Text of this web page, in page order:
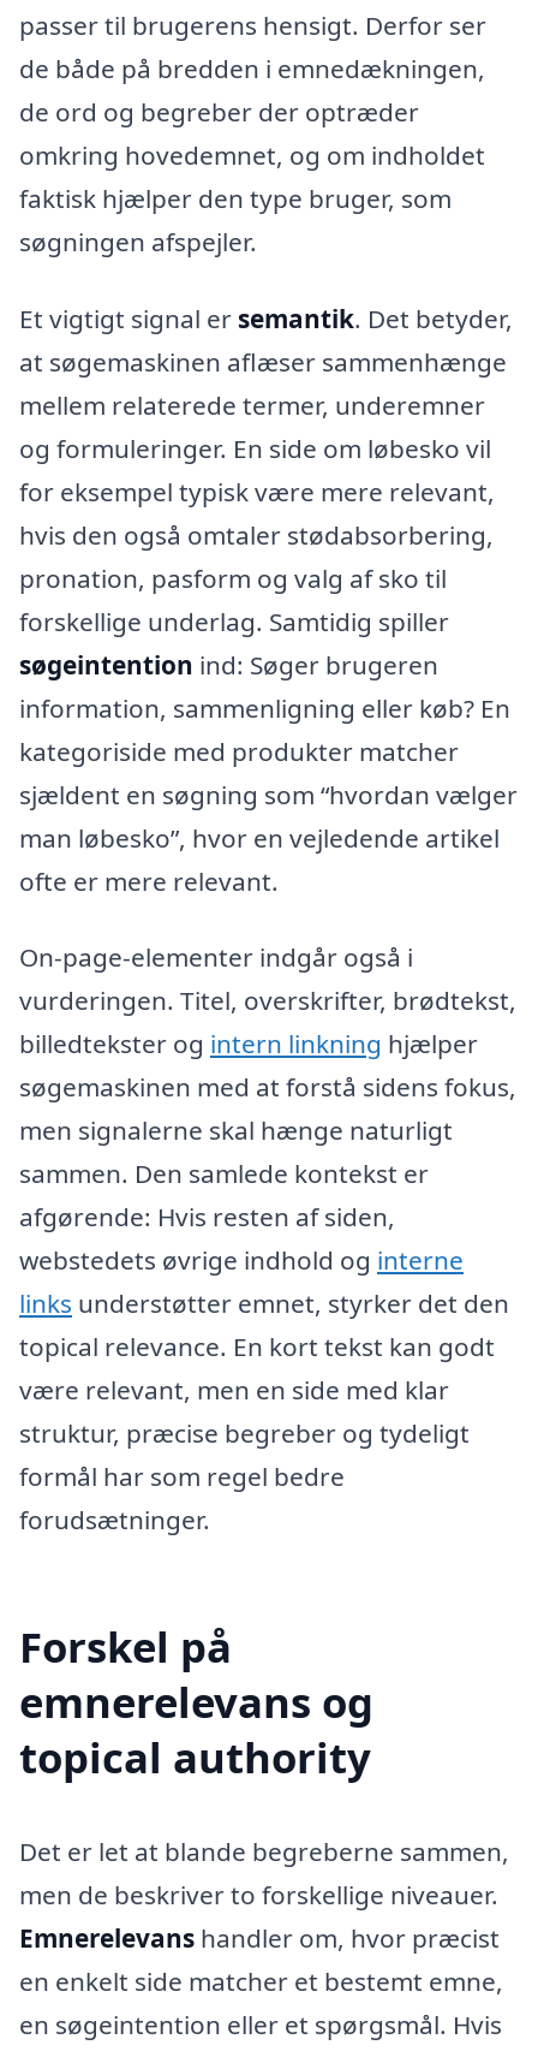
passer til brugerens hensigt. Derfor ser
de både på bredden i emnedækningen,
de ord og begreber der optræder
omkring hovedemnet, og om indholdet
faktisk hjælper den type bruger, som
søgningen afspejler.
Et vigtigt signal er semantik. Det betyder,
at søgemaskinen aflæser sammenhænge
mellem relaterede termer, underemner
og formuleringer. En side om løbesko vil
for eksempel typisk være mere relevant,
hvis den også omtaler stødabsorbering,
pronation, pasform og valg af sko til
forskellige underlag. Samtidig spiller
søgeintention ind: Søger brugeren
information, sammenligning eller køb? En
kategoriside med produkter matcher
sjældent en søgning som “hvordan vælger
man løbesko”, hvor en vejledende artikel
ofte er mere relevant.
On-page-elementer indgår også i
vurderingen. Titel, overskrifter, brødtekst,
billedtekster og intern linkning hjælper
søgemaskinen med at forstå sidens fokus,
men signalerne skal hænge naturligt
sammen. Den samlede kontekst er
afgørende: Hvis resten af siden,
webstedets øvrige indhold og interne
links understøtter emnet, styrker det den
topical relevance. En kort tekst kan godt
være relevant, men en side med klar
struktur, præcise begreber og tydeligt
formål har som regel bedre
forudsætninger.
Forskel på
emnerelevans og
topical authority
Det er let at blande begreberne sammen,
men de beskriver to forskellige niveauer.
Emnerelevans handler om, hvor præcist
en enkelt side matcher et bestemt emne,
en søgeintention eller et spørgsmål. Hvis